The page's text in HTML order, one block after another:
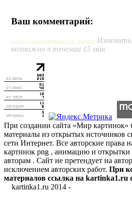
Ваш комментарий:
Система комментирования SigComments
возможно в течении 15 мин
При создании сайта «Мир картинок»
материалы из открытых источников
сети Интернет. Все авторские права
картинок png , анимацию и открытки
авторам . Сайт не претендует на
исключением авторских работ. При
материалов ссылка на kartinka1.ru
kartinka1.ru 2014 -